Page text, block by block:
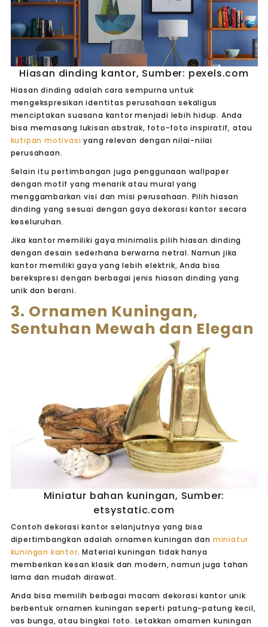
Hiasan dinding kantor, Sumber: pexels.com
Hiasan dinding adalah cara sempurna untuk
mengekspresikan identitas perusahaan sekaligus
menciptakan suasana kantor menjadi lebih hidup. Anda
bisa memasang lukisan abstrak, foto-foto inspiratif, atau
kutipan motivasi yang relevan dengan nilai-nilai
perusahaan.
Selain itu pertimbangan juga penggunaan wallpaper
dengan motif yang menarik atau mural yang
menggambarkan visi dan misi perusahaan. Pilih hiasan
dinding yang sesuai dengan gaya dekorasi kantor secara
keseluruhan.
Jika kantor memiliki gaya minimalis pilih hiasan dinding
dengan desain sederhana berwarna netral. Namun jika
kantor memiliki gaya yang lebih elektrik, Anda bisa
berekspresi dengan berbagai jenis hiasan dinding yang
unik dan berani.
3. Ornamen Kuningan,
Sentuhan Mewah dan Elegan
Miniatur bahan kuningan, Sumber:
etsystatic.com
Contoh dekorasi kantor selanjutnya yang bisa
dipertimbangkan adalah ornamen kuningan dan miniatur
kuningan kantor. Material kuningan tidak hanya
memberikan kesan klasik dan modern, namun juga tahan
lama dan mudah dirawat.
Anda bisa memilih berbagai macam dekorasi kantor unik
berbentuk ornamen kuningan seperti patung-patung kecil,
vas bunga, atau bingkai foto. Letakkan ornamen kuningan